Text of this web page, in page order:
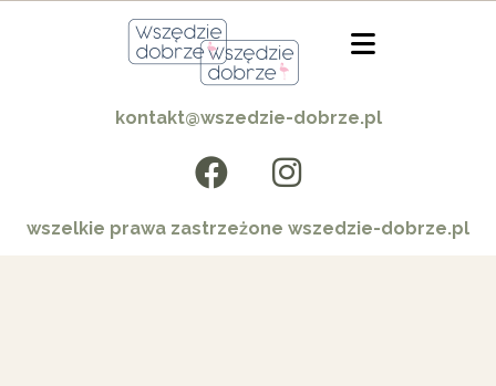
kontakt@wszedzie-dobrze.pl
wszelkie prawa zastrzeżone wszedzie-dobrze.pl